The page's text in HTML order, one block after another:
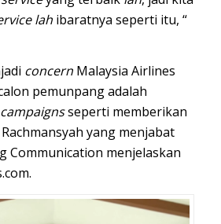
lahibaratnya seperti itu, “
concernMalaysia Airlines
pemunpang adalah
campaignsseperti memberikan
yang menjabat
Communication menjelaskan